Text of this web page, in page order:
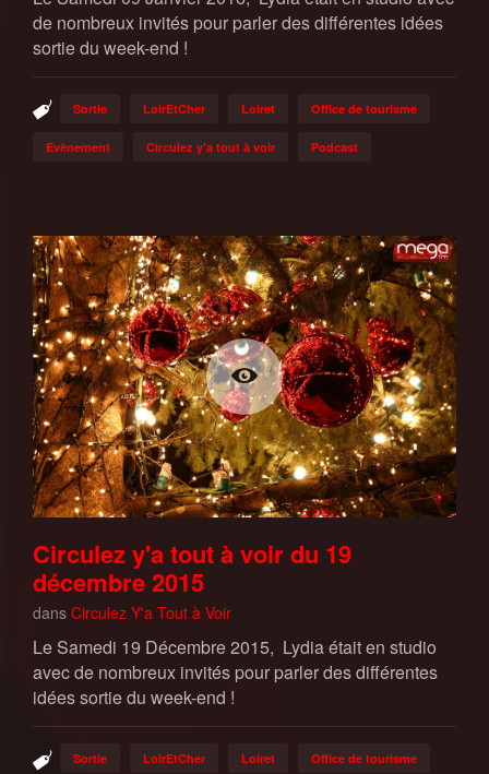
de nombreux invités pour parler des différentes idées
sortie du week-end !
Sortie LoirEtCher Loiret Office de tourisme
Evènement Circulez y'a tout à voir Podcast
Circulez y'a tout à voir du 19
décembre 2015
dans Circulez Y'a Tout à Voir
Le Samedi 19 Décembre 2015, Lydia était en studio
avec de nombreux invités pour parler des différentes
idées sortie du week-end !
Sortie LoirEtCher Loiret Office de tourisme